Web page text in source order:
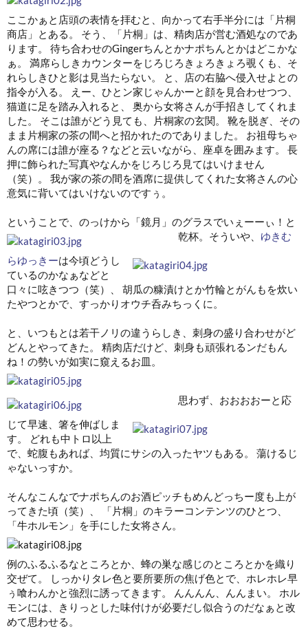
ここかぁと店頭の表情を拝むと、向かって右手半分には「片桐
商店」とある。 そう、「片桐」は、精肉店が営む酒処なのであ
ります。 待ち合わせのGingerちんとかナポちんとかはどこかな
ぁ。 満席らしきカウンターをじろじろきょろきょろ覗くも、そ
れらしきひと影は見当たらない。 と、店の右脇へ侵入せよとの
指令が入る。 えー、ひとン家じゃんかーと顔を見合わせつつ、
猫道に足を踏み入れると、 奥から女将さんが手招きしてくれま
した。 そこは誰がどう見ても、片桐家の玄関。 靴を脱ぎ、その
まま片桐家の茶の間へと招かれたのでありました。 お祖母ちゃ
んの席には誰が座る？などと云いながら、座卓を囲みます。 長
押に飾られた写真やなんかをじろじろ見てはいけません
（笑）。 我が家の茶の間を酒席に提供してくれた女将さんの心
意気に背いてはいけないのですぅ。
ということで、のっけから「鏡月」のグラスでいぇーーぃ！と
乾杯。 そういや、 ゆきむ
らゆっきーは今頃どうし
ているのかなぁなどと
口々に呟きつつ（笑）、 胡瓜の糠漬けとか竹輪とがんもを炊い
たやつとかで、すっかりオウチ呑みちっくに。
と、いつもとは若干ノリの違うらしき、刺身の盛り合わせがど
どんとやってきた。 精肉店だけど、刺身も頑張れるンだもん
ね！の勢いが如実に窺えるお皿。
思わず、おおおおーと応
じて早速、箸を伸ばしま
す。 どれも中トロ以上
で、蛇腹もあれば、均質にサシの入ったヤツもある。 蕩けるじ
ゃないっすか。
そんなこんなでナポちんのお酒ピッチもめんどっちー度も上が
ってきた頃（笑）、 「片桐」のキラーコンテンツのひとつ、
「牛ホルモン」を手にした女将さん。
例のふるふるなところとか、蜂の巣な感じのところとかを織り
交ぜて。 しっかりタレ色と要所要所の焦げ色とで、ホレホレ早
ぅ喰わんかと強烈に誘ってきます。 んんんん、んんまい。 ホル
モンには、きりっとした味付けが必要だし似合うのだなぁと改
めて思わせる。